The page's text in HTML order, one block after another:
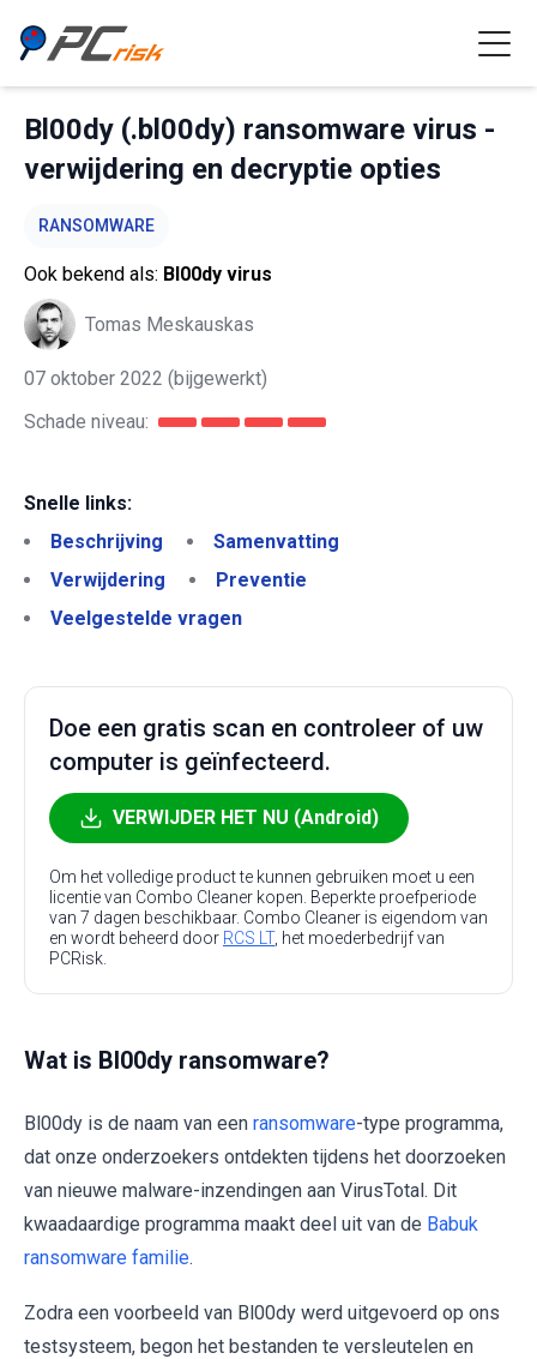
Bl00dy (.bl00dy) ransomware virus -
verwijdering en decryptie opties
RANSOMWARE
Ook bekend als: Bl00dy virus
Tomas Meskauskas
07 oktober 2022 (bijgewerkt)
Schade niveau:
Snelle links:
Beschrijving
Samenvatting
Verwijdering
Preventie
Veelgestelde vragen
Doe een gratis scan en controleer of uw
computer is geïnfecteerd.
VERWIJDER HET NU (Android)
Om het volledige product te kunnen gebruiken moet u een
licentie van Combo Cleaner kopen. Beperkte proefperiode
van 7 dagen beschikbaar. Combo Cleaner is eigendom van
en wordt beheerd door RCS LT, het moederbedrijf van
PCRisk.
Wat is Bl00dy ransomware?
Bl00dy is de naam van een ransomware-type programma,
dat onze onderzoekers ontdekten tijdens het doorzoeken
van nieuwe malware-inzendingen aan VirusTotal. Dit
kwaadaardige programma maakt deel uit van de Babuk
ransomware familie.
Zodra een voorbeeld van Bl00dy werd uitgevoerd op ons
testsysteem, begon het bestanden te versleutelen en